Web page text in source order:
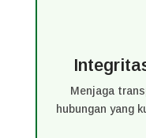
Menjaga
hubungan yang